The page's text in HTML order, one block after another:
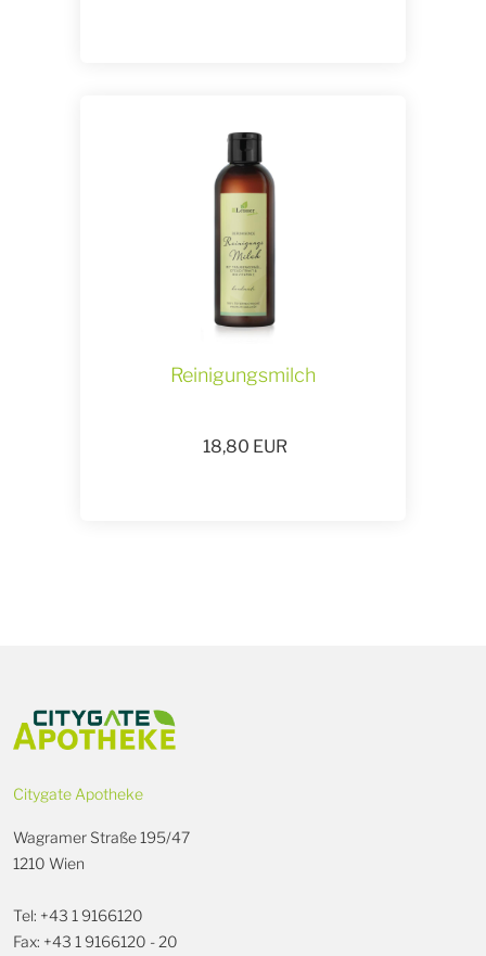
Reinigungsmilch
18,80 EUR
Citygate Apotheke
Wagramer Straße 195/47
1210 Wien
Tel: +43 1 9166120
Fax: +43 1 9166120 - 20